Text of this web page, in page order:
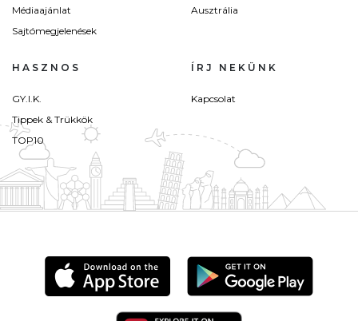
Médiaajánlat
Sajtómegjelenések
Ausztrália
HASZNOS
GY.I.K.
Tippek & Trükkök
TOP10
ÍRJ NEKÜNK
Kapcsolat